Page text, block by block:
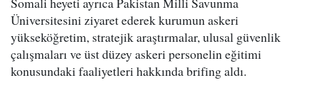
Üniversitesini ziyaret ederek kurumun askeri
yükseköğretim, stratejik araştırmalar, ulusal güvenlik
çalışmaları ve üst düzey askeri personelin eğitimi
konusundaki faaliyetleri hakkında brifing aldı.